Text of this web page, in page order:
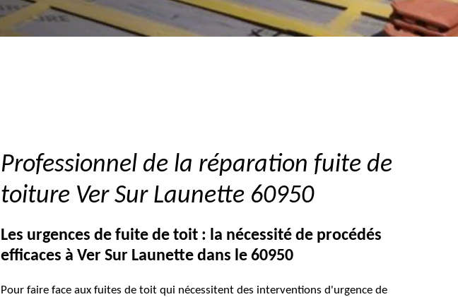
Professionnel de la réparation fuite de
toiture Ver Sur Launette 60950
Les urgences de fuite de toit : la nécessité de procédés
efficaces à Ver Sur Launette dans le 60950
Pour faire face aux fuites de toit qui nécessitent des interventions d'urgence de